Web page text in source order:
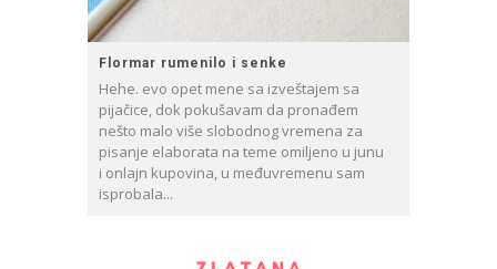
Flormar rumenilo i senke
Hehe. evo opet mene sa izveštajem sa
pijačice, dok pokušavam da pronađem
nešto malo više slobodnog vremena za
pisanje elaborata na teme omiljeno u junu
i onlajn kupovina, u međuvremenu sam
isprobala...